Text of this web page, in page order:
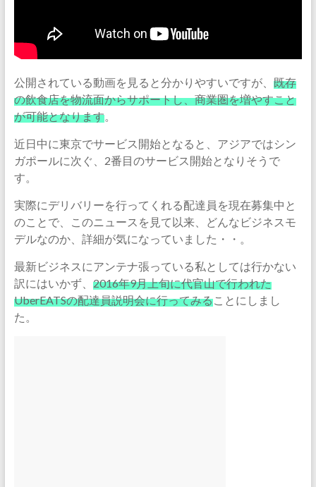
公開されている動画を見ると分かりやすいですが、 既存
の飲食店を物流面からサポートし、商業圏を増やすこと
が可能となります。
近日中に東京でサービス開始となると、アジアではシン
ガポールに次ぐ、2番目のサービス開始となりそうで
す。
実際にデリバリーを行ってくれる配達員を現在募集中と
のことで、このニュースを見て以来、どんなビジネスモ
デルなのか、詳細が気になっていました・・。
最新ビジネスにアンテナ張っている私としては行かない
訳にはいかず、 2016年9月上旬に代官山で行われた
UberEATSの配達員説明会に行ってみることにしまし
た。